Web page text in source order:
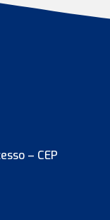
– CEP